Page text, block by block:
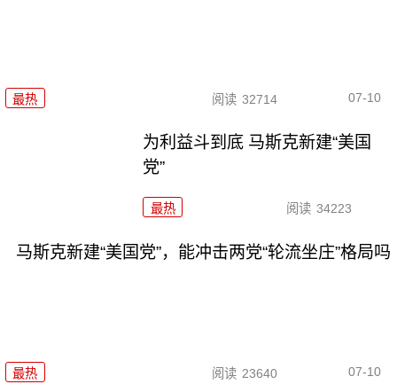
最热 阅读 32714 07-10
为利益斗到底 马斯克新建“美国
党”
最热 阅读 34223
马斯克新建“美国党”，能冲击两党“轮流坐庄”格局吗
最热 阅读 23640 07-10